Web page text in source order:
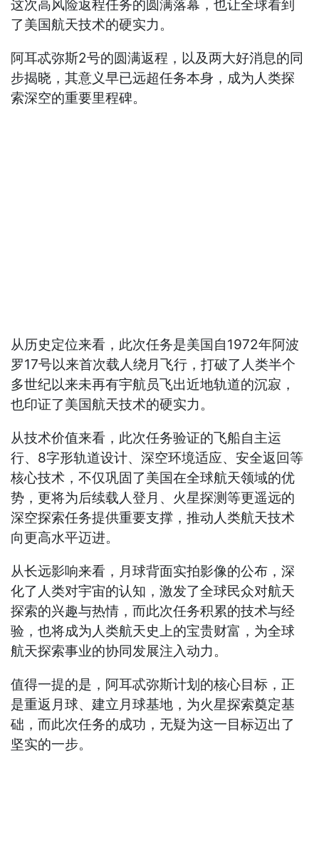
这次高风险返程任务的圆满落幕，也让全球看到
了美国航天技术的硬实力。
阿耳忒弥斯2号的圆满返程，以及两大好消息的同
步揭晓，其意义早已远超任务本身，成为人类探
索深空的重要里程碑。
从历史定位来看，此次任务是美国自1972年阿波
罗17号以来首次载人绕月飞行，打破了人类半个
多世纪以来未再有宇航员飞出近地轨道的沉寂，
也印证了美国航天技术的硬实力。
从技术价值来看，此次任务验证的飞船自主运
行、8字形轨道设计、深空环境适应、安全返回等
核心技术，不仅巩固了美国在全球航天领域的优
势，更将为后续载人登月、火星探测等更遥远的
深空探索任务提供重要支撑，推动人类航天技术
向更高水平迈进。
从长远影响来看，月球背面实拍影像的公布，深
化了人类对宇宙的认知，激发了全球民众对航天
探索的兴趣与热情，而此次任务积累的技术与经
验，也将成为人类航天史上的宝贵财富，为全球
航天探索事业的协同发展注入动力。
值得一提的是，阿耳忒弥斯计划的核心目标，正
是重返月球、建立月球基地，为火星探索奠定基
础，而此次任务的成功，无疑为这一目标迈出了
坚实的一步。